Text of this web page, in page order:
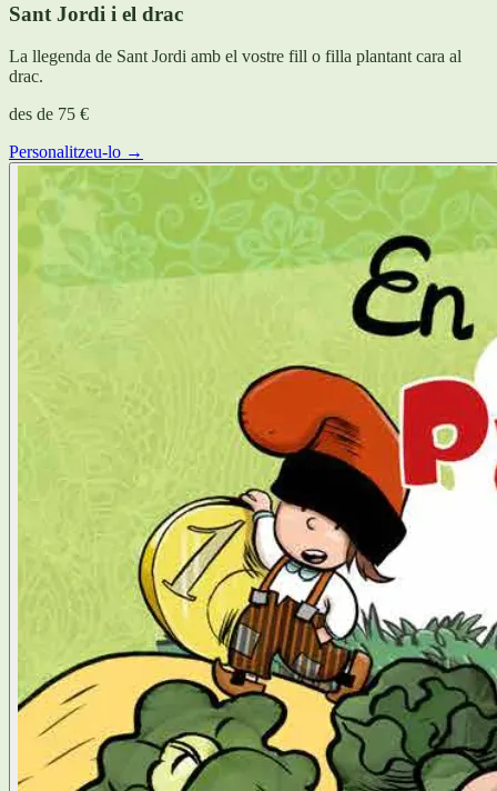
Sant Jordi i el drac
La llegenda de Sant Jordi amb el vostre fill o filla plantant cara al
drac.
des de 75 €
Personalitzeu-lo →